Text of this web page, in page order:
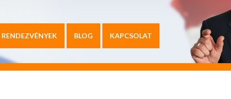
RENDEZVÉNYEK BLOG KAPCSOLAT